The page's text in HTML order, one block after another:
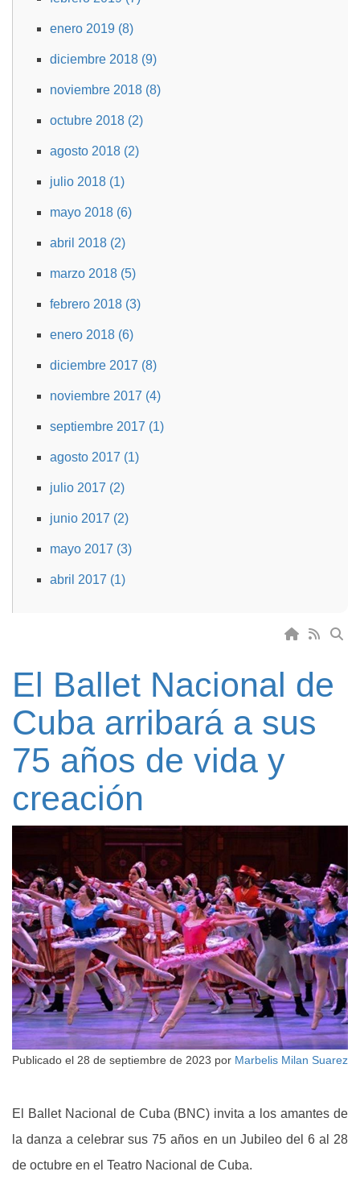
enero 2019 (8)
diciembre 2018 (9)
noviembre 2018 (8)
octubre 2018 (2)
agosto 2018 (2)
julio 2018 (1)
mayo 2018 (6)
abril 2018 (2)
marzo 2018 (5)
febrero 2018 (3)
enero 2018 (6)
diciembre 2017 (8)
noviembre 2017 (4)
septiembre 2017 (1)
agosto 2017 (1)
julio 2017 (2)
junio 2017 (2)
mayo 2017 (3)
abril 2017 (1)
El Ballet Nacional de
Cuba arribará a sus
75 años de vida y
creación
Publicado el 28 de septiembre de 2023 por Marbelis Milan Suarez
El Ballet Nacional de Cuba (BNC) invita a los amantes de
la danza a celebrar sus 75 años en un Jubileo del 6 al 28
de octubre en el Teatro Nacional de Cuba.